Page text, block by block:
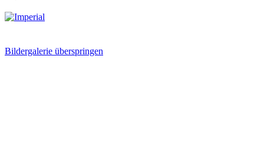
Bildergalerie überspringen